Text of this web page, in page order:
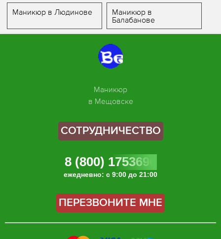
Маникюр в Людинове
Маникюр в
Балабанове
Маникюр
в Мещовске
СОТРУДНИЧЕСТВО
8 (800) 1753696
ежедневно: с 9:00 до 21:00
ПЕРЕЗВОНИТЕ МНЕ